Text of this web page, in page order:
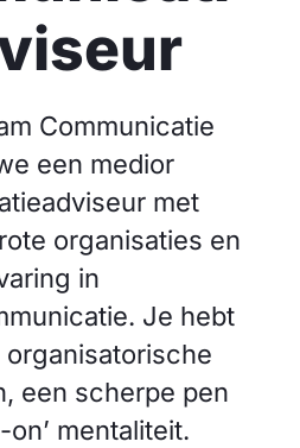
Communicatie
een medior
met
organisaties en
in
Je hebt
een scherpe pen
on’ mentaliteit.